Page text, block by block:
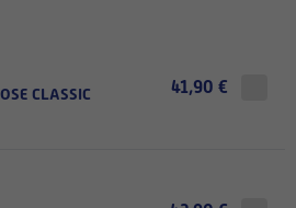
CLASSIC 41,90 €